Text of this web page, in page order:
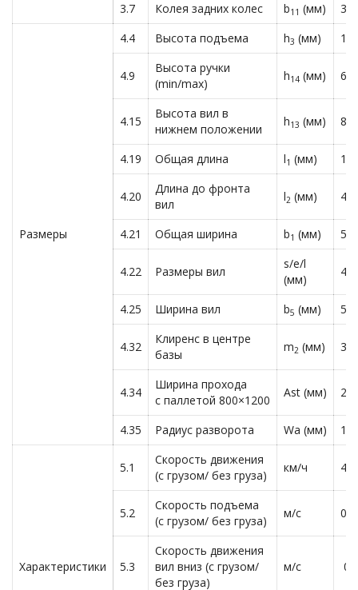
3.7 Колея задних колес b11 (мм)
Размеры
4.4 Высота подъема h3 (мм)
4.9
Высота ручки
(min/max)
h14 (мм)
4.15
Высота вил в
нижнем положении
h13 (мм) 80
4.19 Общая длина l1 (мм)
4.20
Длина до фронта
вил
l2 (мм)
4.21 Общая ширина b1 (мм)
4.22 Размеры вил
s/e/l
(мм)
4.25 Ширина вил b5 (мм)
4.32
Клиренс в центре
базы
m2 (мм) 37
4.34
Ширина прохода
с паллетой 800×1200
Ast (мм)
4.35 Радиус разворота Wa (мм)
Характеристики
5.1
Скорость движения
(с грузом/ без груза)
км/ч
5.2
Скорость подъема
(с грузом/ без груза)
м/с
5.3
Скорость движения
вил вниз (с грузом/
без груза)
м/с